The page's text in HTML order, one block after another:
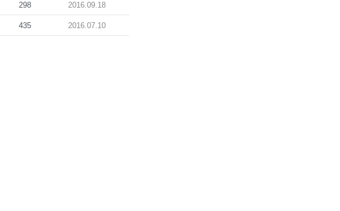
298 2016.09.18
435 2016.07.10